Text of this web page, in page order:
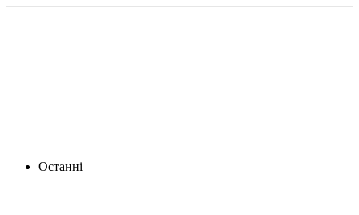
Останні